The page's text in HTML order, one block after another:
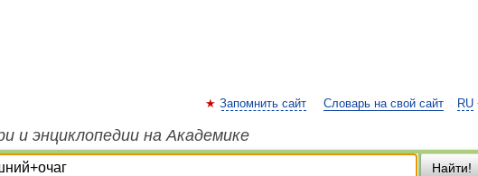
RU
Запомнить сайт Словарь на свой сайт
и энциклопедии на Академике
Найти!